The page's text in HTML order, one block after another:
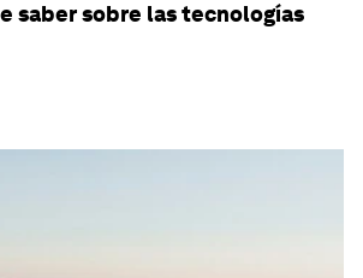
saber sobre las tecnologías